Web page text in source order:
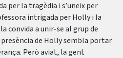
per la tragèdia i s’uneix per
intrigada per Holly i la
convida a unir-se al grup de
de Holly sembla portar
Però aviat, la gent